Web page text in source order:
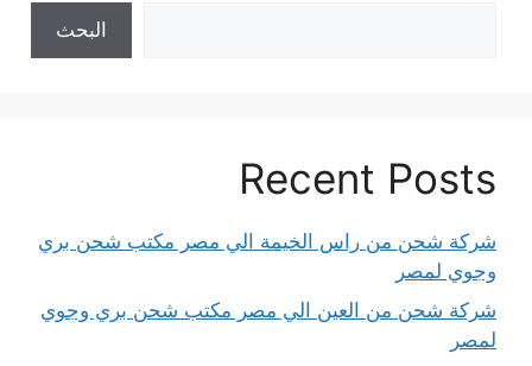
البحث
Recent Posts
شركة شحن من راس الخيمة الي مصر مكتب شحن بري
وجوي لمصر
شركة شحن من العين الي مصر مكتب شحن بري وجوي
لمصر